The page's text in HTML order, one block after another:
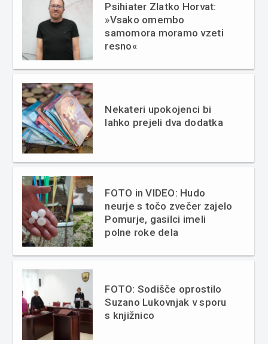
Psihiater Zlatko Horvat:
»Vsako omembo
samomora moramo vzeti
resno«
Nekateri upokojenci bi
lahko prejeli dva dodatka
FOTO in VIDEO: Hudo
neurje s točo zvečer zajelo
Pomurje, gasilci imeli
polne roke dela
FOTO: Sodišče oprostilo
Suzano Lukovnjak v sporu
s knjižnico